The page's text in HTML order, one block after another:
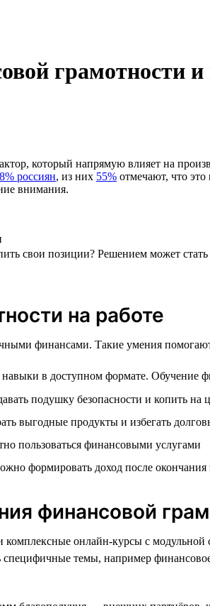
грамотности
который напрямую влияет на
россиян, из них 55% отмечают, что
внимания.
свои позиции? Решением может
на работе
финансами. Такие умения
в доступном формате. Обучение
подушку безопасности и копить на
выгодные продукты и избегать
пользоваться финансовыми услугами
формировать доход после окончания
финансовой
онлайн-курсы с
темы, например